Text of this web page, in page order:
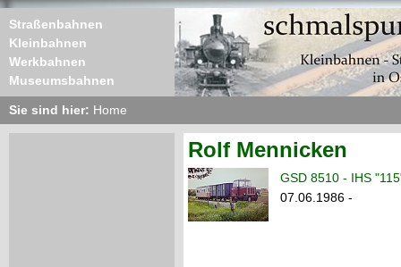
Straßenbahnen
Kleinbahnen
Werkbahnen
Museumsbahnen
Sie sind hier: Home
Rolf Mennicken
GSD 8510 - IHS
07.06.1986 -